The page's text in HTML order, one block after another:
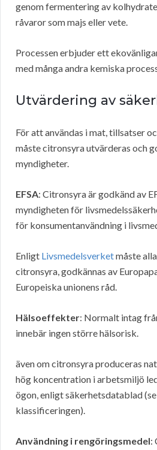
genom fermentering av
råvaror som majs eller vete.
Processen erbjuder ett
med många andra kemiska
Utvärdering av
För att användas i mat, tillsatser
måste citronsyra utvärderas och
myndigheter.
EFSA: Citronsyra är godkänd av
myndigheten för
för konsumentanvändning i
Enligt Livsmedelsverketmåste
citronsyra, godkännas av
Europeiska unionens råd.
Hälsoeffekter: Normalt intag
innebär ingen större hälsorisk.
även om citronsyra produceras
hög koncentration i arbetsmiljö
ögon, enligt säkerhetsdatablad
klassificeringen).
Användning i rengöringsmedel: